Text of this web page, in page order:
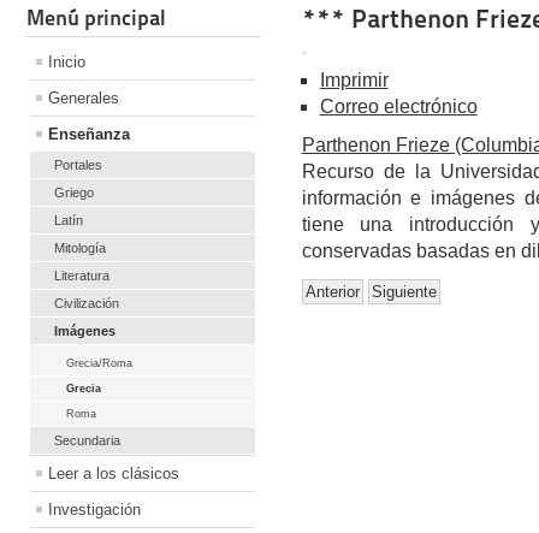
Menú principal
Inicio
Generales
Enseñanza
Portales
Griego
Latín
Mitología
Literatura
Civilización
Imágenes
Grecia/Roma
Grecia
Roma
Secundaria
Leer a los clásicos
Investigación
*** Parthenon
Imprimir
Correo electrónico
Parthenon Frieze
Recurso de la
información e imágenes
tiene una introducción
conservadas basadas en
Anterior Siguiente